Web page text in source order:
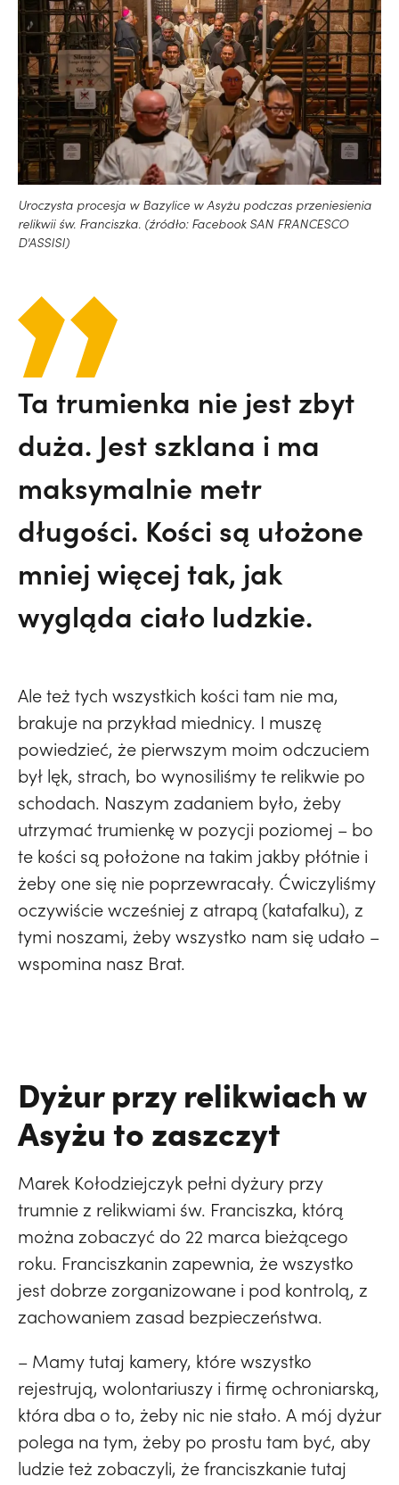
Uroczysta procesja w Bazylice w Asyżu podczas przeniesienia
relikwii św. Franciszka. (źródło: Facebook SAN FRANCESCO
D'ASSISI)
Ta trumienka nie jest zbyt
duża. Jest szklana i ma
maksymalnie metr
długości. Kości są ułożone
mniej więcej tak, jak
wygląda ciało ludzkie.
Ale też tych wszystkich kości tam nie ma,
brakuje na przykład miednicy. I muszę
powiedzieć, że pierwszym moim odczuciem
był lęk, strach, bo wynosiliśmy te relikwie po
schodach. Naszym zadaniem było, żeby
utrzymać trumienkę w pozycji poziomej – bo
te kości są położone na takim jakby płótnie i
żeby one się nie poprzewracały. Ćwiczyliśmy
oczywiście wcześniej z atrapą (katafalku), z
tymi noszami, żeby wszystko nam się udało –
wspomina nasz Brat.
Dyżur przy relikwiach w
Asyżu to zaszczyt
Marek Kołodziejczyk pełni dyżury przy
trumnie z relikwiami św. Franciszka, którą
można zobaczyć do 22 marca bieżącego
roku. Franciszkanin zapewnia, że wszystko
jest dobrze zorganizowane i pod kontrolą, z
zachowaniem zasad bezpieczeństwa.
– Mamy tutaj kamery, które wszystko
rejestrują, wolontariuszy i firmę ochroniarską,
która dba o to, żeby nic nie stało. A mój dyżur
polega na tym, żeby po prostu tam być, aby
ludzie też zobaczyli, że franciszkanie tutaj